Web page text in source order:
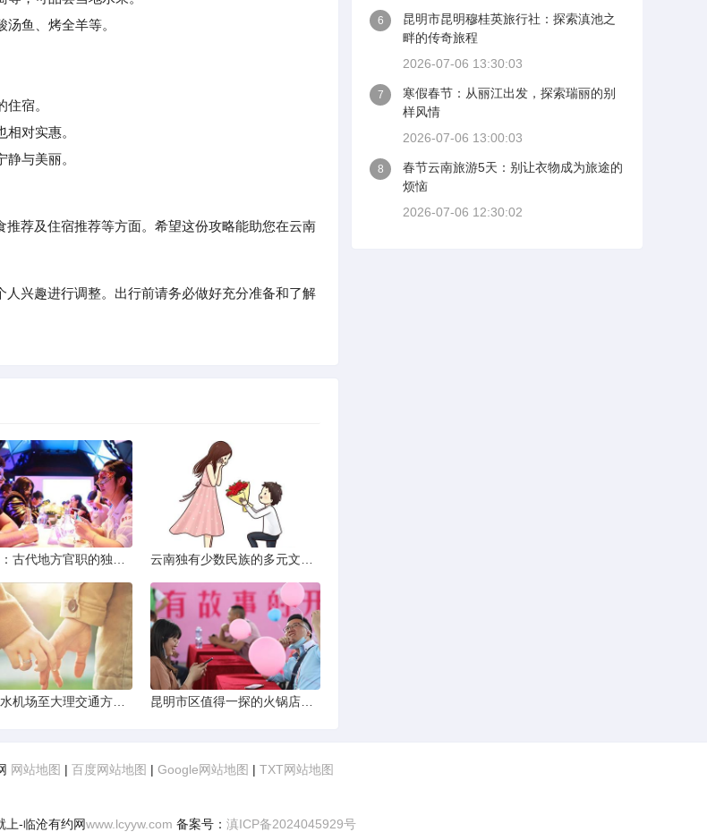
鱼、烤全羊等。
宿。
对实惠。
与美丽。
荐及住宿推荐等方面。希望这份攻略能助您在云南
兴趣进行调整。出行前请务必做好充分准备和了解
6
昆明市昆明穆桂英旅行社：探索滇池之
畔的传奇旅程
2026-07-06 13:30:03
7
寒假春节：从丽江出发，探索瑞丽的别
样风情
2026-07-06 13:00:03
8
春节云南旅游5天：别让衣物成为旅途的
烦恼
2026-07-06 12:30:02
网站地图 | 百度网站地图 | Google网站地图 | TXT网站地图
上-临沧有约网www.lcyyw.com 备案号： 滇ICP备2024045929号